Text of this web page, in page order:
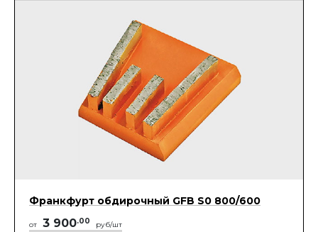
Франкфурт обдирочный GFB S0 800/600
от 3 900.00 руб/шт